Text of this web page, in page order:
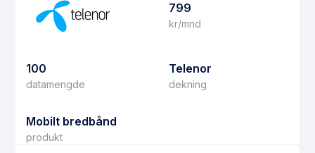
799
kr/mnd
100
datamengde
Telenor
dekning
Mobilt bredbånd
produkt